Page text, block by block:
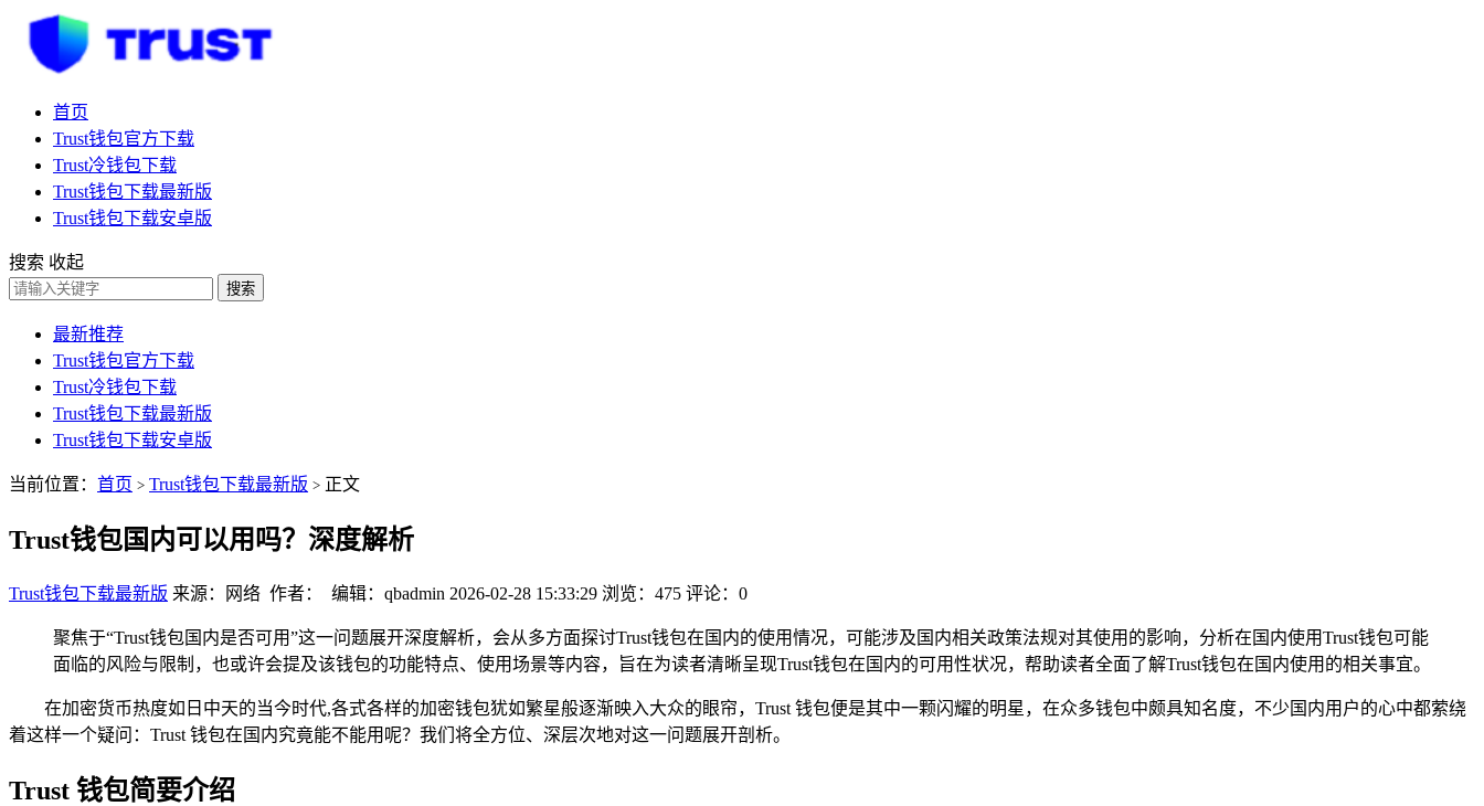
首页
Trust钱包官方下载
Trust冷钱包下载
Trust钱包下载最新版
Trust钱包下载安卓版
搜索 收起
搜索
最新推荐
Trust钱包官方下载
Trust冷钱包下载
Trust钱包下载最新版
Trust钱包下载安卓版
当前位置： 首页 > Trust钱包下载最新版 > 正文
Trust钱包国内可以用吗？深度解析
Trust钱包下载最新版 来源：网络 作者： 编辑：qbadmin 2026-02-28 15:33:29 浏览：475 评论：0
聚焦于“Trust钱包国内是否可用”这一问题展开深度解析，会从多方面探讨Trust钱包在国内的使用情况，可能涉及国内相关政策法规对其使用的影响，分析在国内使用Trust钱包可能
面临的风险与限制，也或许会提及该钱包的功能特点、使用场景等内容，旨在为读者清晰呈现Trust钱包在国内的可用性状况，帮助读者全面了解Trust钱包在国内使用的相关事宜。
在加密货币热度如日中天的当今时代,各式各样的加密钱包犹如繁星般逐渐映入大众的眼帘，Trust 钱包便是其中一颗闪耀的明星，在众多钱包中颇具知名度，不少国内用户的心中都萦绕
着这样一个疑问：Trust 钱包在国内究竟能不能用呢？我们将全方位、深层次地对这一问题展开剖析。
Trust 钱包简要介绍